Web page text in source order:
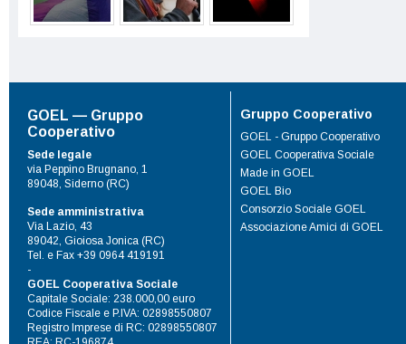
GOEL — Gruppo
Cooperativo
Sede legale
via Peppino Brugnano, 1
89048, Siderno (RC)
Sede amministrativa
Via Lazio, 43
89042, Gioiosa Jonica (RC)
Tel. e Fax +39 0964 419191
-
GOEL Cooperativa Sociale
Capitale Sociale: 238.000,00 euro
Codice Fiscale e P.IVA: 02898550807
Registro Imprese di RC: 02898550807
Gruppo Cooperativo
GOEL - Gruppo Cooperativo
GOEL Cooperativa Sociale
Made in GOEL
GOEL Bio
Consorzio Sociale GOEL
Associazione Amici di GOEL